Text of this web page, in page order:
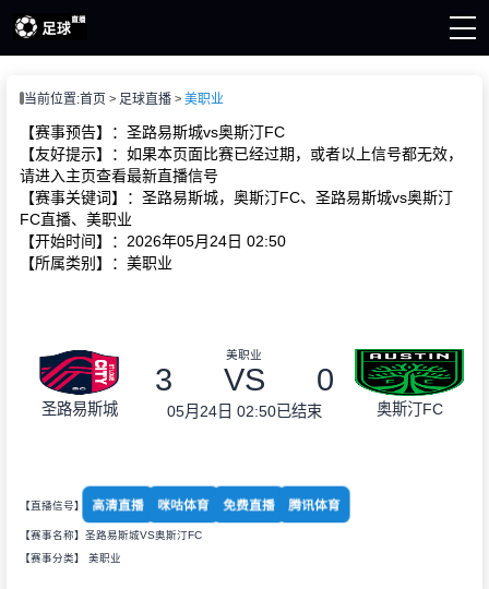
播
当前位置:首页 足球直播 美职业
【赛事预告】：圣路易斯城vs奥斯汀FC
【友好提示】：如果本页面比赛已经过期，或者以上信号都无效，
请进入主页查看最新直播信号
【赛事关键词】：圣路易斯城，奥斯汀FC、圣路易斯城vs奥斯汀
FC直播、美职业
【开始时间】：2026年05月24日 02:50
【所属类别】：美职业
圣路易斯城
美职业
3 VS 0
05月24日 02:50已结束 奥斯汀FC
【直播信号】 高清直播 咪咕体育 免费直播 腾讯体育
【赛事名称】圣路易斯城VS奥斯汀FC
【赛事分类】 美职业